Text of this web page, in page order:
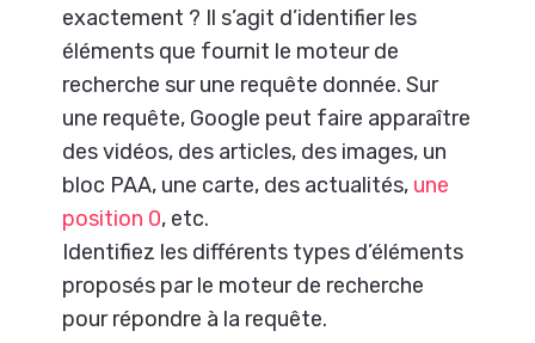
exactement ? Il s’agit d’identifier les
éléments que fournit le moteur de
recherche sur une requête donnée. Sur
une requête, Google peut faire apparaître
des vidéos, des articles, des images, un
bloc PAA, une carte, des actualités, une
position 0, etc.
Identifiez les différents types d’éléments
proposés par le moteur de recherche
pour répondre à la requête.